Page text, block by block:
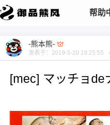
帮助
-熊本熊-
发表于： 2019-5-20 19:25:55
[mec] マッチョde